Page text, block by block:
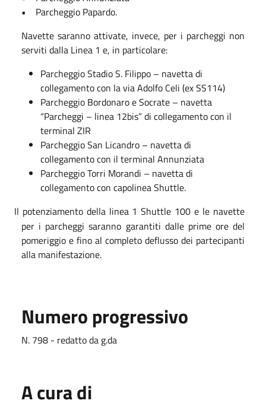
• Parcheggio Papardo.
Navette saranno attivate, invece, per i parcheggi non
serviti dalla Linea 1 e, in particolare:
Parcheggio Stadio S. Filippo – navetta di
collegamento con la via Adolfo Celi (ex SS114)
Parcheggio Bordonaro e Socrate – navetta
“Parcheggi – linea 12bis” di collegamento con il
terminal ZIR
Parcheggio San Licandro – navetta di
collegamento con il terminal Annunziata
Parcheggio Torri Morandi – navetta di
collegamento con capolinea Shuttle.
Il potenziamento della linea 1 Shuttle 100 e le navette
per i parcheggi saranno garantiti dalle prime ore del
pomeriggio e fino al completo deflusso dei partecipanti
alla manifestazione.
Numero progressivo
N. 798 - redatto da g.da
A cura di